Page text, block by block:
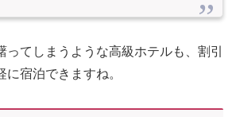
ってしまうような高級ホテルも、割引
宿泊できますね。